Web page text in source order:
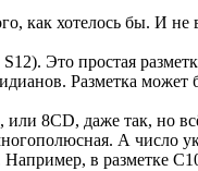
как хотелось бы. И не
Это простая
Разметка
или 8CD, даже так, но
А число
в разметке